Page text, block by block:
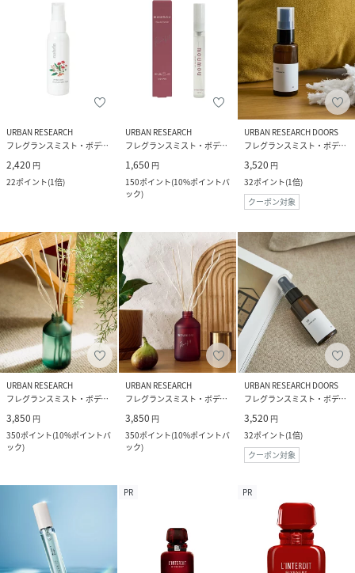
URBAN RESEARCH
フレグランスミスト・ボディミスト
2,420 円
22ポイント(1倍)
URBAN RESEARCH
フレグランスミスト・ボディミスト
1,650 円
150ポイント(10%ポイントバ
ック)
URBAN RESEARCH DOORS
フレグランスミスト・ボディミスト
3,520 円
32ポイント(1倍)
クーポン対象
URBAN RESEARCH
フレグランスミスト・ボディミスト
3,850 円
350ポイント(10%ポイントバ
ック)
URBAN RESEARCH
フレグランスミスト・ボディミスト
3,850 円
350ポイント(10%ポイントバ
ック)
URBAN RESEARCH DOORS
フレグランスミスト・ボディミスト
3,520 円
32ポイント(1倍)
クーポン対象
PR PR